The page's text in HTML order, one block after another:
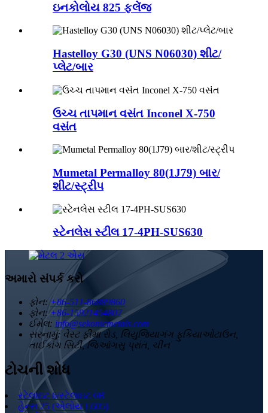
ઇનકોલોય 825 ફ્લેંજ
Hastelloy G30 (UNS N06030) શીટ/
પ્લેટ/બાર
ઉચ્ચ તાપમાન વસંત Inconel X-750
વસંત
Mumetal Permalloy 80(1J79) બાર/
શીટ/સ્ટ્રીપ
સ્ટેનલેસ સ્ટીલ 17-4PH-SUS630
અમારો સંપર્ક કરો
ફોન: +86-511-86889860
ફોન: +86-15921454807
ઈમેલ: info@sekonicmetals.com
સરનામું: વેસ્ટ ફીમા રોડ, લિયુજિયાગંગ ફુકિયાઓટાઉન,
તાઈકાંગ સિટી, જિઆંગસુ પ્રાંત, ચીન
ટોચની શોધ
સ્ટેલાઇટ 6/સ્ટેલાઇટ 6B
હેન્સ 25 (એલોય L605)